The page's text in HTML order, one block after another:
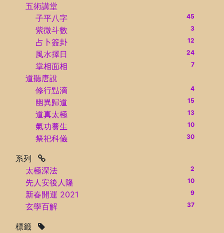
五術講堂
子平八字
45
紫微斗數 3
占卜簽卦 12
風水擇日 24
掌相面相 7
道聽唐說
修行點滴
4
幽異歸道 15
道真太極 13
氣功養生 10
祭祀科儀 30
系列
太極深法
2
先人安後人隆 10
新春開運 2021 9
玄學百解 37
標籤